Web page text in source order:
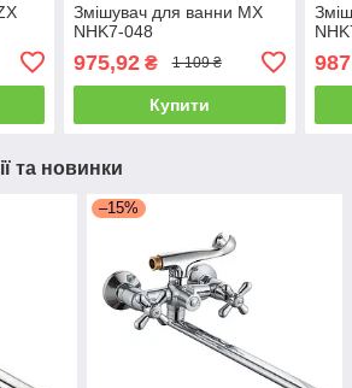
Змішувач для ванни MX
NHK7-048
975,92₴ 1 109 ₴
Купити
та новинки
–15%